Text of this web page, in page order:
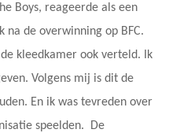
Boys, reageerde als een
na de overwinning op BFC.
kleedkamer ook verteld. Ik
Volgens mij is dit de
En ik was tevreden over
speelden. De